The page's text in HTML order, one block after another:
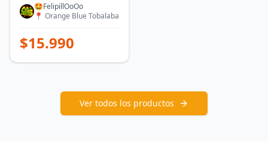
🤩FelipillOoOo
📍 Orange Blue Tobalaba
$15.990
Ver todos los productos